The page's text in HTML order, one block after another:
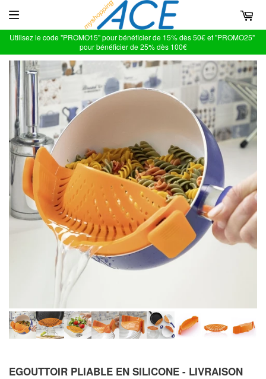
Utilisez le code "PROMO15" pour bénéficier de 15% dès 50€ et "PROMO25"
pour bénéficier de 25% dès 100€
EGOUTTOIR PLIABLE EN SILICONE - LIVRAISON